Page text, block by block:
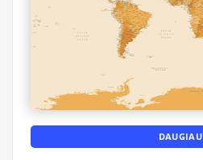
DAUGIAU